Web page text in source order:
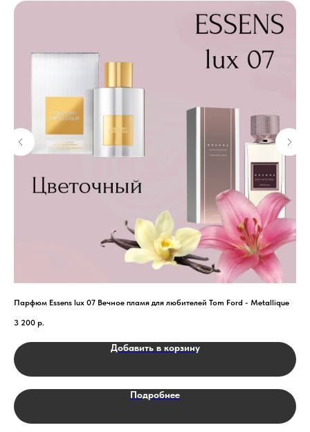
Парфюм Essens lux 07 Вечное пламя для любителей Tom Ford - Metallique
3 200 р.
Добавить в корзину
Подробнее